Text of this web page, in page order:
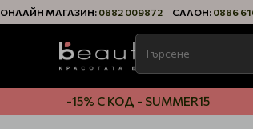
ОНЛАЙН МАГАЗИН: 0882 009872 САЛОН: 0886
-15% С КОД - SUMMER15